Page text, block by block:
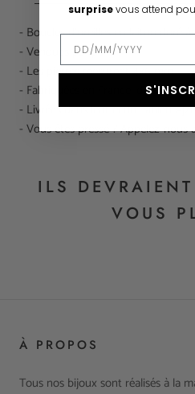
- Boucles d'oreilles en laiton doré
- Vendues par paire
- Les pierres mesurent 4x6 mm
- Fabriquées en France, dans nos
- Livrées dans leur écrin Fabien
- Vous êtes pressé ? Appelez-nous
ILS
VOUS
À PROPOS
Tous nos bijoux sont réalisés à la
surprisevous attend